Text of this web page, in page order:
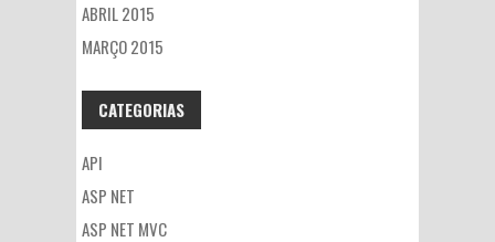
ABRIL 2015
MARÇO 2015
CATEGORIAS
API
ASP NET
ASP NET MVC